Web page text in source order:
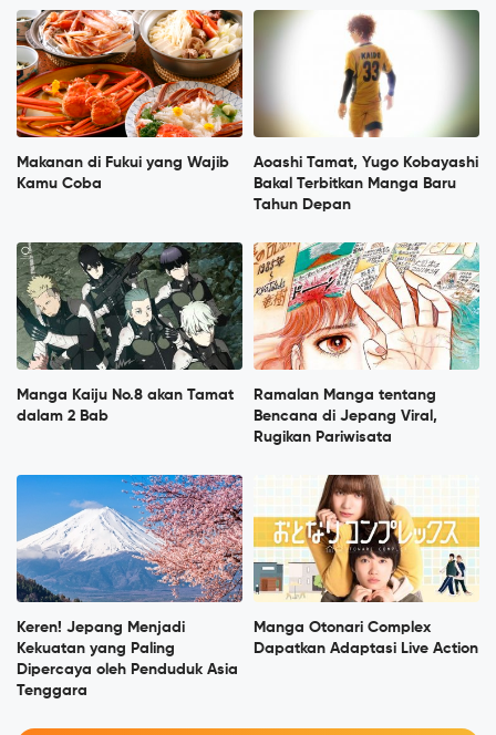
Makanan di Fukui yang Wajib
Kamu Coba
Aoashi Tamat, Yugo Kobayashi
Bakal Terbitkan Manga Baru
Tahun Depan
Manga Kaiju No.8 akan Tamat
dalam 2 Bab
Ramalan Manga tentang
Bencana di Jepang Viral,
Rugikan Pariwisata
Keren! Jepang Menjadi
Kekuatan yang Paling
Dipercaya oleh Penduduk Asia
Tenggara
Manga Otonari Complex
Dapatkan Adaptasi Live Action